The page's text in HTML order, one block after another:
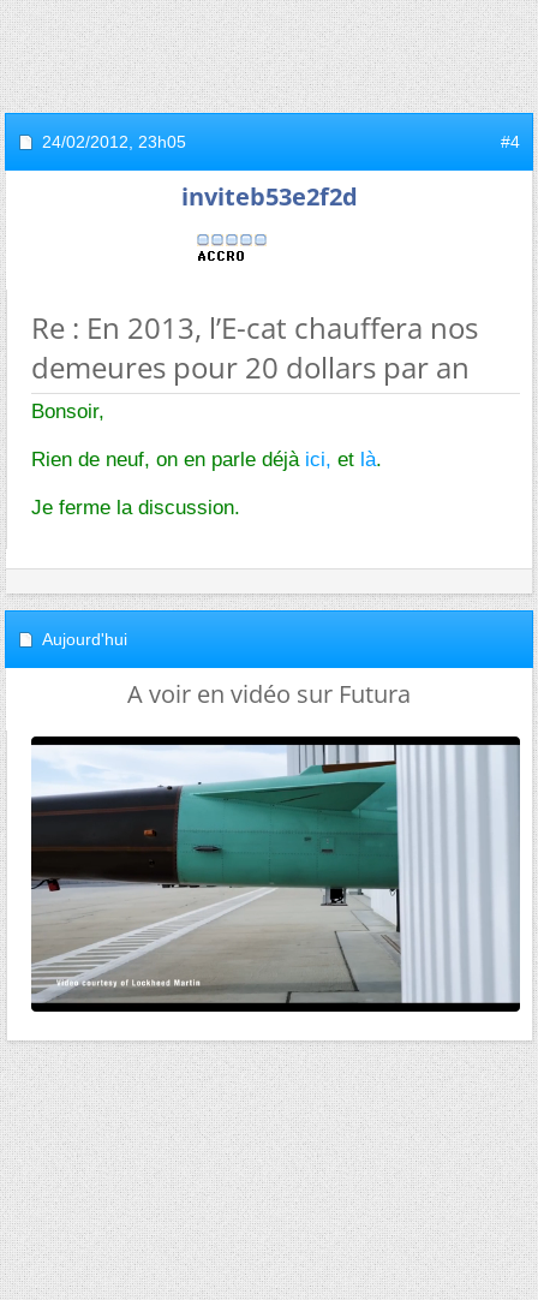
24/02/2012, 23h05 #4
inviteb53e2f2d
Re : En 2013, l’E-cat chauffera nos
demeures pour 20 dollars par an
Bonsoir,
Rien de neuf, on en parle déjà ici, et là.
Je ferme la discussion.
Aujourd'hui
A voir en vidéo sur Futura